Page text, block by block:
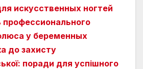
искусственных ногтей
у беременных
до захисту
поради для успішного